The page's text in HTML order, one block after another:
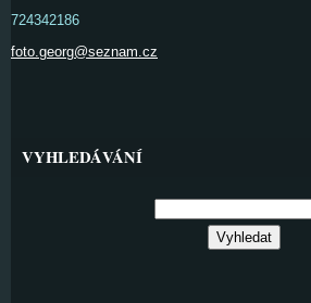
724342186
foto.georg@seznam.cz
VYHLEDÁVÁNÍ